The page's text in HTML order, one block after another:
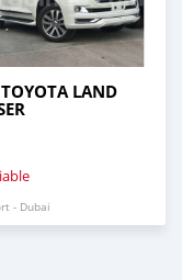
LAND
- Dubai